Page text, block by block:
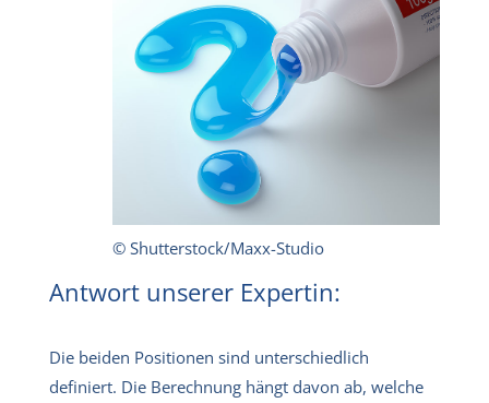
© Shutterstock/Maxx-Studio
Antwort unserer Expertin:
Die beiden Positionen sind unterschiedlich
definiert. Die Berechnung hängt davon ab, welche